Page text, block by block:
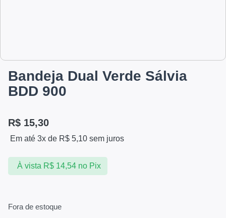
Bandeja Dual Verde Sálvia
BDD 900
R$ 15,30
Em até 3x de R$ 5,10 sem juros
À vista R$14,54 no Pix
Fora de estoque